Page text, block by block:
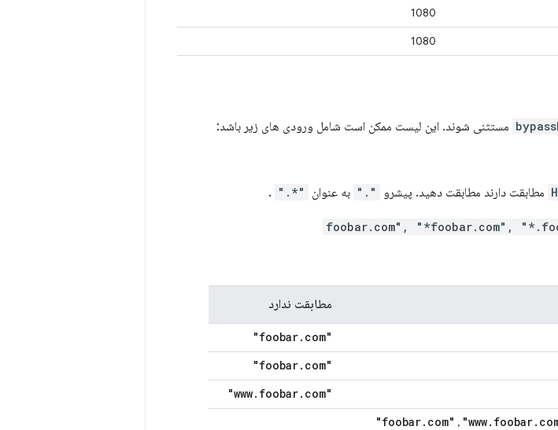
1080
1080
مستثنی شوند. این لیست ممکن است شامل ورودی های زیر باشد:
مطابقت دارند مطابقت دهید. پیشرو "." به عنوان "*."
.
"foobar.com", "*foobar.com",
مطابقت ندارد
"foobar
. com"
"foobar
. com"
"www
. foobar. com"
. com" , "www. foobar.